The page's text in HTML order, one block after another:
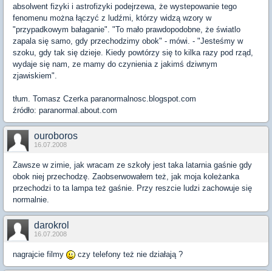
absolwent fizyki i astrofizyki podejrzewa, że wystepowanie tego
fenomenu można łączyć z ludźmi, którzy widzą wzory w
"przypadkowym bałaganie". "To mało prawdopodobne, że światlo
zapala się samo, gdy przechodzimy obok" - mówi. - "Jesteśmy w
szoku, gdy tak się dzieje. Kiedy powtórzy się to kilka razy pod rząd,
wydaje się nam, ze mamy do czynienia z jakimś dziwnym
zjawiskiem".
tłum. Tomasz Czerka paranormalnosc.blogspot.com
źródło: paranormal.about.com
ouroboros
16.07.2008
Zawsze w zimie, jak wracam ze szkoły jest taka latarnia gaśnie gdy
obok niej przechodzę. Zaobserwowałem też, jak moja koleżanka
przechodzi to ta lampa też gaśnie. Przy reszcie ludzi zachowuje się
normalnie.
darokrol
16.07.2008
nagrajcie filmy czy telefony też nie działają ?